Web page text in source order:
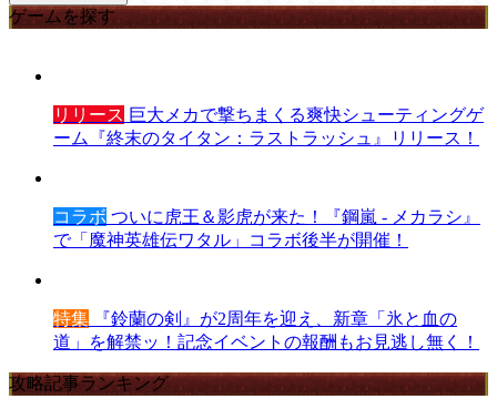
ゲームを探す
リリース 巨大メカで撃ちまくる爽快シューティングゲ
ーム『終末のタイタン：ラストラッシュ』リリース！
コラボ ついに虎王＆影虎が来た！『鋼嵐 - メカラシ』
で「魔神英雄伝ワタル」コラボ後半が開催！
特集 『鈴蘭の剣』が2周年を迎え、新章「氷と血の
道」を解禁ッ！記念イベントの報酬もお見逃し無く！
攻略記事ランキング